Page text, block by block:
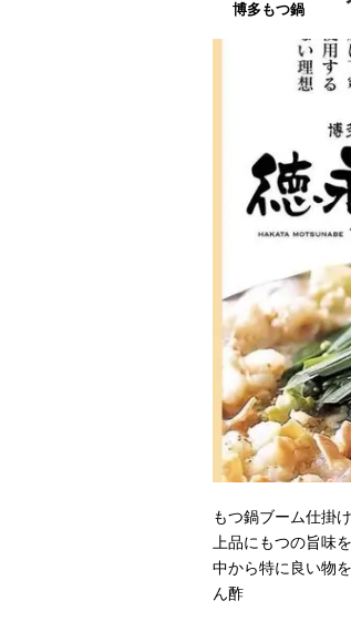
博多もつ鍋
もつ鍋ブーム仕掛
上品にもつの旨味
中から特に良い物
ん酢